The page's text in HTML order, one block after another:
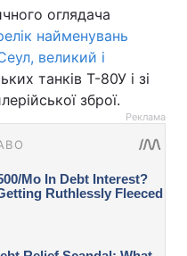
оглядача
найменувань
великий і
танків Т-80У і зі
зброї.
Реклама